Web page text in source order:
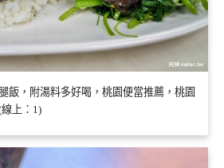
飯，附湯料多好喝，桃園便當推薦，桃園
上：1)